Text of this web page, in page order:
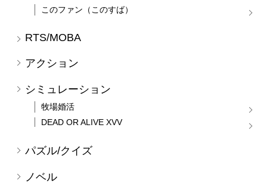
このファン（このすば）
RTS/MOBA
アクション
シミュレーション
牧場婚活
DEAD OR ALIVE XVV
パズル/クイズ
ノベル